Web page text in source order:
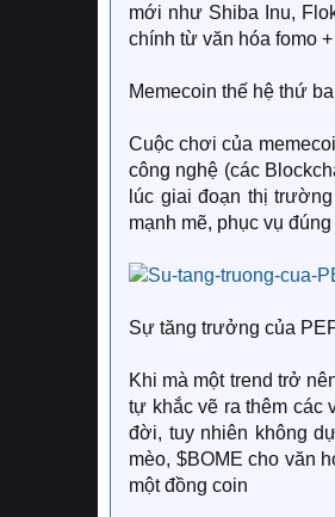
mới như Shiba Inu,
chính từ văn hóa fomo
Memecoin thế hệ thứ ba
Cuộc chơi của
công nghệ (các
lúc giai đoạn thị
mạnh mẽ, phục vụ
Sự tăng trưởng của
Khi mà một trend trở
tự khắc vẽ ra thêm các
đời, tuy nhiên không
mèo, $BOME cho văn
một đồng coin